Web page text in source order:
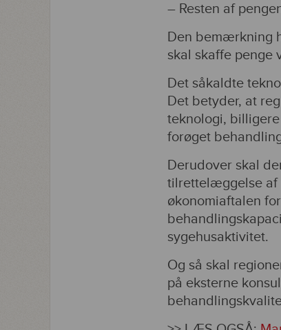
– Resten af
Den bemærkning
skal skaffe penge
Det såkaldte
Det betyder, at
teknologi,
forøget
Derudover skal
tilrettelæggelse af
økonomiaftalen
sygehusaktivitet.
Og så skal
på eksterne